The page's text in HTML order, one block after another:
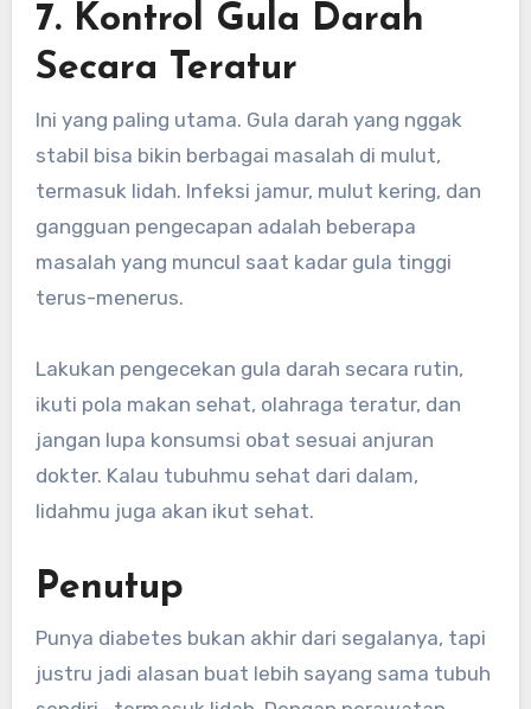
7. Kontrol Gula Darah
Secara Teratur
Ini yang paling utama. Gula darah yang nggak
stabil bisa bikin berbagai masalah di mulut,
termasuk lidah. Infeksi jamur, mulut kering, dan
gangguan pengecapan adalah beberapa
masalah yang muncul saat kadar gula tinggi
terus-menerus.
Lakukan pengecekan gula darah secara rutin,
ikuti pola makan sehat, olahraga teratur, dan
jangan lupa konsumsi obat sesuai anjuran
dokter. Kalau tubuhmu sehat dari dalam,
lidahmu juga akan ikut sehat.
Penutup
Punya diabetes bukan akhir dari segalanya, tapi
justru jadi alasan buat lebih sayang sama tubuh